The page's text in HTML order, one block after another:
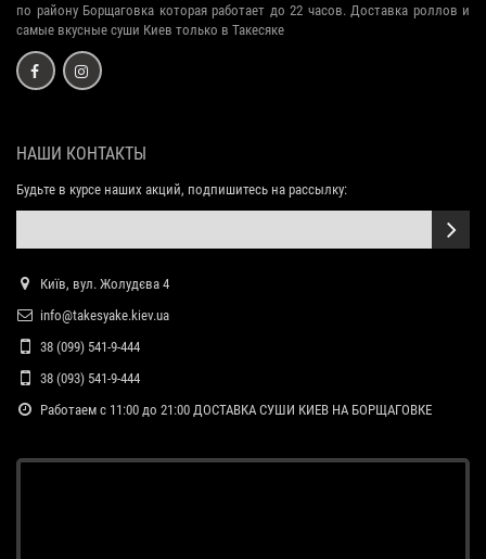
по району Борщаговка которая работает до 22 часов. Доставка роллов и
самые вкусные суши Киев только в Такесяке
НАШИ КОНТАКТЫ
Будьте в курсе наших акций, подпишитесь на рассылку:
Київ, вул. Жолудєва 4
info@takesyake.kiev.ua
38 (099) 541-9-444
38 (093) 541-9-444
Работаем с 11:00 до 21:00 ДОСТАВКА СУШИ КИЕВ НА БОРЩАГОВКЕ